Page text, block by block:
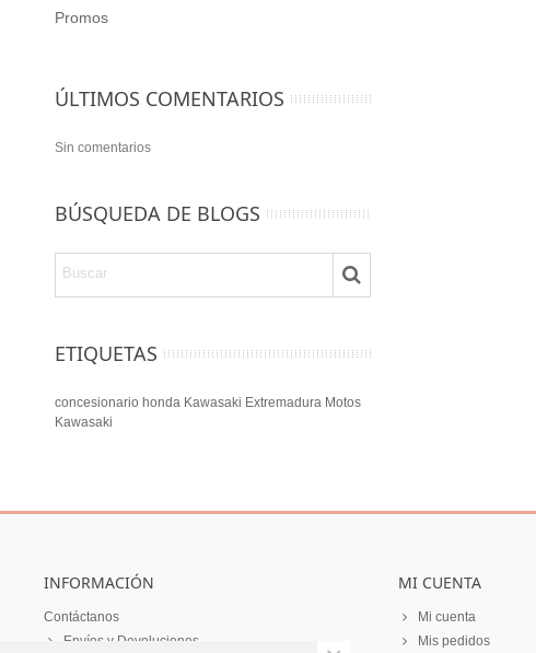
Promos
ÚLTIMOS COMENTARIOS
Sin comentarios
BÚSQUEDA DE BLOGS
ETIQUETAS
concesionario honda Kawasaki Extremadura Motos
Kawasaki
INFORMACIÓN
Contáctanos
Envíos y Devoluciones
MI CUENTA
Mi cuenta
Mis pedidos